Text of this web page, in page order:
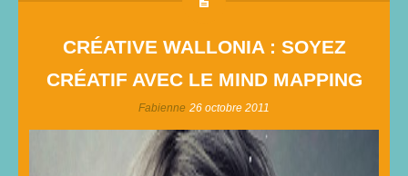
CRÉATIVE WALLONIA : SOYEZ
CRÉATIF AVEC LE MIND MAPPING
Fabienne 26 octobre 2011